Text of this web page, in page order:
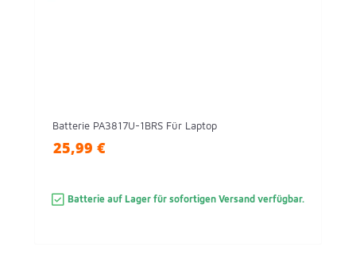
Batterie PA3817U-1BRS Für Laptop
25,99 €
Batterie auf Lager für sofortigen Versand verfügbar.